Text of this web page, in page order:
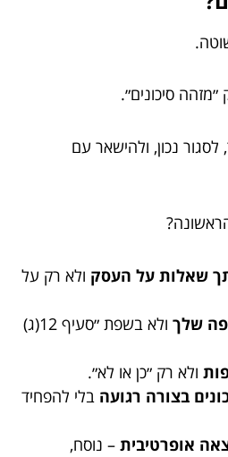
סיכונים״.
לסגור נכון, ולהישאר עם
שאלות על העסק ולא רק על
שלך
ולא בשפת ״סעיף 12(ג)
ולא רק ״כן או לא״.
בצורה רגועה בלי להפחיד
אופרטיבית – נוסח,